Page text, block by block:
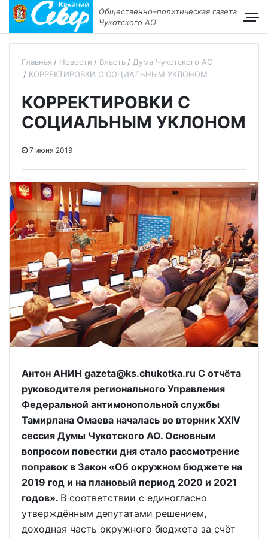
Общественно–политическая газета
Чукотского АО
Главная Новости Власть
Дума Чукотского АО
КОРРЕКТИРОВКИ С СОЦИАЛЬНЫМ УКЛОНОМ
КОРРЕКТИРОВКИ С
СОЦИАЛЬНЫМ УКЛОНОМ
7 июня 2019
Антон АНИН gazeta@ks.chukotka.ru С отчёта
руководителя регионального Управления
Федеральной антимонопольной службы
Тамирлана Омаева началась во вторник XXIV
сессия Думы Чукотского АО. Основным
вопросом повестки дня стало рассмотрение
поправок в Закон «Об окружном бюджете на
2019 год и на плановый период 2020 и 2021
годов». В соответствии с единогласно
утверждённым депутатами решением,
доходная часть окружного бюджета за счёт